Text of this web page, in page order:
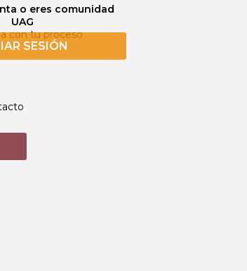
o eres comunidad
UAG
con tu proceso
SESIÓN